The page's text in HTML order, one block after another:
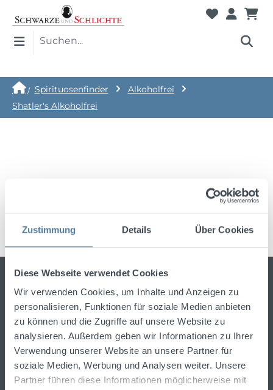
Zustimmung Details Über Cookies
Diese Webseite verwendet Cookies
Wir verwenden Cookies, um Inhalte und Anzeigen zu
personalisieren, Funktionen für soziale Medien anbieten
zu können und die Zugriffe auf unsere Website zu
analysieren. Außerdem geben wir Informationen zu Ihrer
Verwendung unserer Website an unsere Partner für
soziale Medien, Werbung und Analysen weiter. Unsere
Partner führen diese Informationen möglicherweise mit
Spirituosenfinder
Alkoholfrei
Shatler's Alkoholfrei
Bleiben Sie stets über die neuesten
Spirituosentrends informiert.
Newsletter abonnieren und einen 10%-Gutschein
für Ihre nächste Bestellung erhalten!
E-Mail-Adresse